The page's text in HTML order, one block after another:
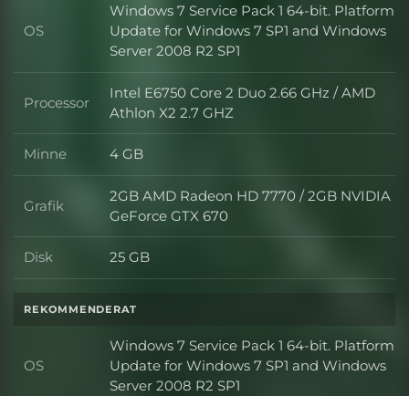
OS OS
Windows 7 Service Pack 1 64-bit. Platform
Update for Windows 7 SP1 and Windows
Server 2008 R2 SP1
Processor Processor
Intel E6750 Core 2 Duo 2.66 GHz / AMD
Athlon X2 2.7 GHZ
Minne Minne
4 GB
Grafik Grafik
2GB AMD Radeon HD 7770 / 2GB NVIDIA
GeForce GTX 670
Disk Disk
25 GB
REKOMMENDERAT
OS OS
Windows 7 Service Pack 1 64-bit. Platform
Update for Windows 7 SP1 and Windows
Server 2008 R2 SP1